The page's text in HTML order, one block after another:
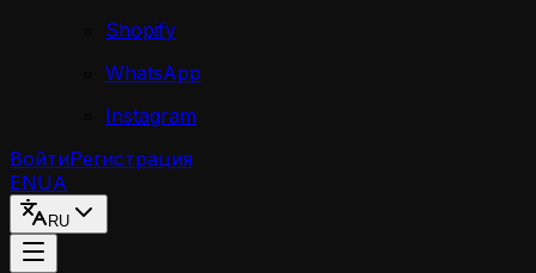
Shopify
WhatsApp
Instagram
ВойтиРегистрация
ENUA
RU